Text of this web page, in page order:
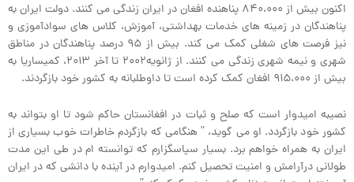
اکنون بیش از ۸۴۰،۰۰۰ پناهنده افغان در ایران زندگی می کنند. دولت ایران به
پناهندگان در زمینه های خدمات بهداشتی، آموزش، کلاس های سوادآموزی و
نیز فرصت های شغلی کمک می کند. بیش از ۹۵ درصد پناهندگان در مناطق
شهری و نیمه شهری زندگی می کنند. از ژانویه۲۰۰۲ تا آخر ۲۰۱۳، کمیساریا به
بیش از ۹۱۵،۰۰۰ افغان کمک کرده است تا داوطلبانه به کشور خود بازگردند.
نصیبه امیدوار است که صلح و ثبات در افغانستان حاکم شود تا او بتواند به
کشور خود بازگردد. او می گوید، ” هنگامی که بازگردم خاطرات خوب بسیاری از
ایران به همراه خواهم برد. بسیار سپاسگزارم که توانسته ام در طی این مدت
طولانی درآرامش و امنیت تحصیل کنم. امیدوارم در آینده با دانشی که در ایران